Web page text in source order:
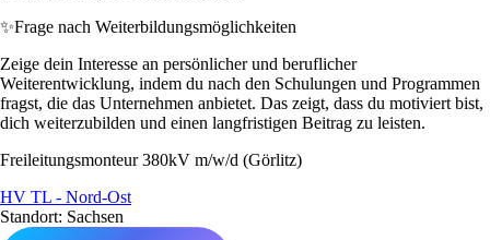
✨Frage nach Weiterbildungsmöglichkeiten
Zeige dein Interesse an persönlicher und beruflicher
Weiterentwicklung, indem du nach den Schulungen und Programmen
fragst, die das Unternehmen anbietet. Das zeigt, dass du motiviert bist,
dich weiterzubilden und einen langfristigen Beitrag zu leisten.
Freileitungsmonteur 380kV m/w/d (Görlitz)
HV TL - Nord-Ost
Standort: Sachsen